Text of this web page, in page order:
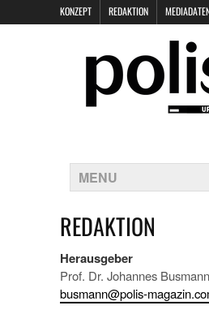
KONZEPT REDAKTION
MENU
REDAKTION
Herausgeber
Prof. Dr. Johannes
busmann@polis-